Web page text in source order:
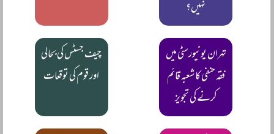
نہیں؟
تہران یونیورسٹی میں
فقہ حنفی کا شعبہ قائم
کرنے کی تجویز
چیف جسٹس کی بحالی
اور قوم کی توقعات